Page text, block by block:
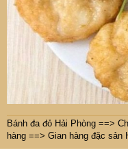
Bánh đa đỏ Hải Phòng ==>
hàng ==> Gian hàng đặc sản